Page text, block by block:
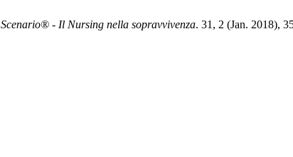
Scenario® - Il Nursing nella sopravvivenza. 31, 2 (Jan. 2018),